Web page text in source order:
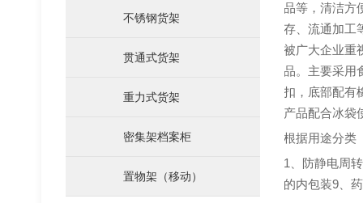
不锈钢货架
贯通式货架
重力式货架
密集架档案柜
置物架（移动）
次重货架
品等，清洁方
存、流通加工
被广大企业重
品。主要采用
扣，底部配有
产品配合冰袋
根据用途分类
1、防静电周
的内包装9、